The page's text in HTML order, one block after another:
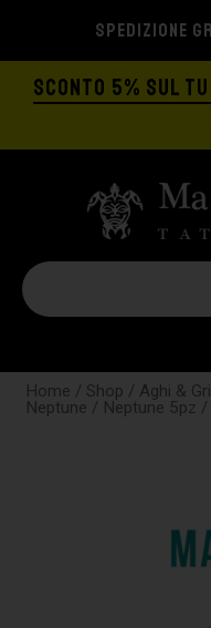
SPEDIZIONE
SCONTO 5% SUL
Home / Shop / Aghi &
Neptune / Neptune 5pz /